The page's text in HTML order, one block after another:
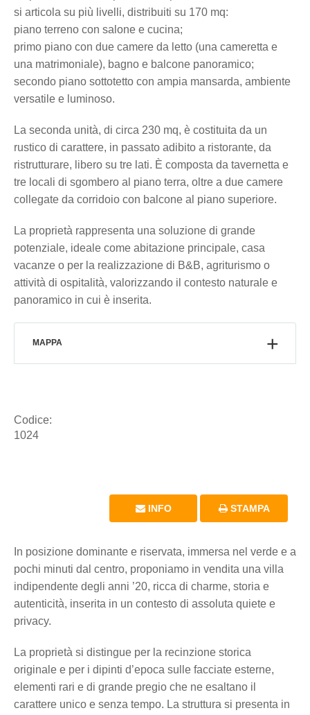
si articola su più livelli, distribuiti su 170 mq:
piano terreno con salone e cucina;
primo piano con due camere da letto (una cameretta e
una matrimoniale), bagno e balcone panoramico;
secondo piano sottotetto con ampia mansarda, ambiente
versatile e luminoso.
La seconda unità, di circa 230 mq, è costituita da un
rustico di carattere, in passato adibito a ristorante, da
ristrutturare, libero su tre lati. È composta da tavernetta e
tre locali di sgombero al piano terra, oltre a due camere
collegate da corridoio con balcone al piano superiore.
La proprietà rappresenta una soluzione di grande
potenziale, ideale come abitazione principale, casa
vacanze o per la realizzazione di B&B, agriturismo o
attività di ospitalità, valorizzando il contesto naturale e
panoramico in cui è inserita.
MAPPA
INFO STAMPA
Codice:
1024
In posizione dominante e riservata, immersa nel verde e a
pochi minuti dal centro, proponiamo in vendita una villa
indipendente degli anni ’20, ricca di charme, storia e
autenticità, inserita in un contesto di assoluta quiete e
privacy.
La proprietà si distingue per la recinzione storica
originale e per i dipinti d’epoca sulle facciate esterne,
elementi rari e di grande pregio che ne esaltano il
carattere unico e senza tempo. La struttura si presenta in